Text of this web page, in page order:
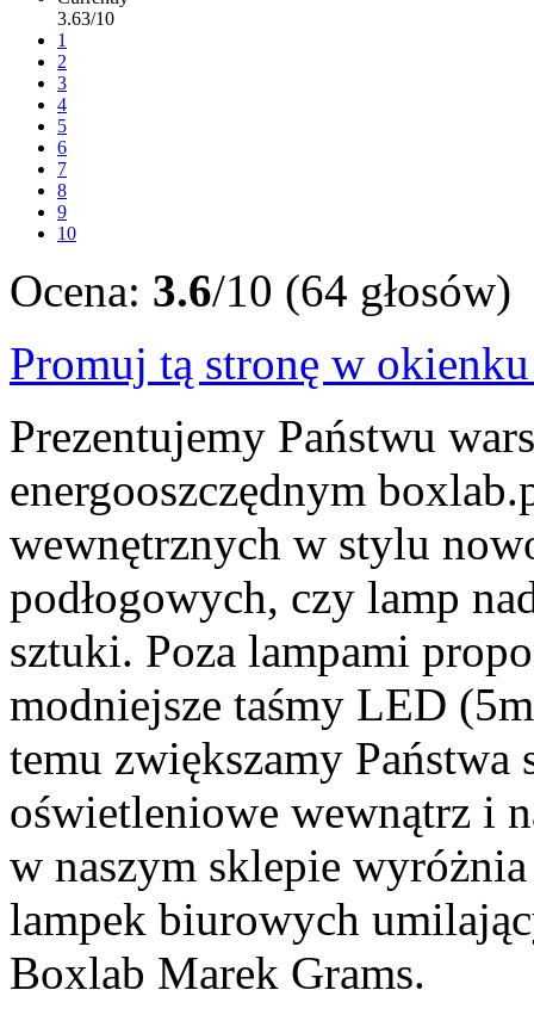
3.63/10
1
2
3
4
5
6
7
8
9
10
Ocena: 3.6/10 (64 głosów)
Promuj tą stronę w
Prezentujemy Państwu
energooszczędnym
wewnętrznych w stylu
podłogowych, czy lamp
sztuki. Poza lampami
modniejsze taśmy LED
temu zwiększamy Państwa
oświetleniowe wewnątrz i
w naszym sklepie
lampek biurowych
Boxlab Marek Grams.